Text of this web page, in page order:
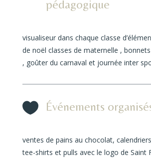
pédagogique
visualiseur dans chaque classe
de noël classes de maternelle ,
, goûter du carnaval et journée inter
 Événements
ventes de pains au chocolat,
tee-shirts et pulls avec le logo de Saint